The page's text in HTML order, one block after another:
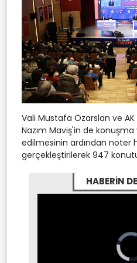
Vali Mustafa Özarslan ve
Nazım Maviş'in de
edilmesinin ardından noter
gerçekleştirilerek 947
HABERİN
Video
Player
is